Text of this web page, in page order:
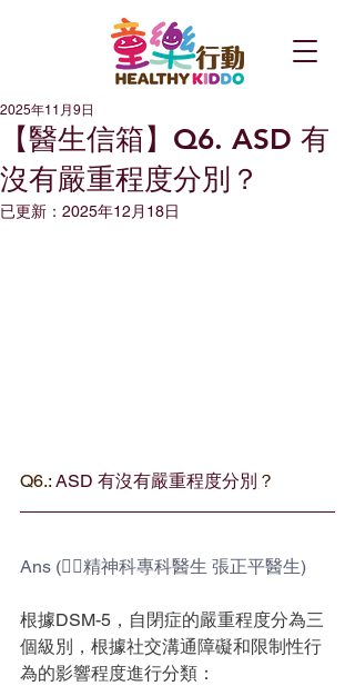
【醫生信箱】Q6. ASD 有
沒有嚴重程度分別？
2025年11月9日
已更新： 2025年12月18日
Q6.: ASD 有沒有嚴重程度分別 ？
Ans (✍🏻精神科專科醫生 張正平醫生)
根據DSM-5，自閉症的嚴重程度分為三
個級別，根據社交溝通障礙和限制性行
為的影響程度進行分類：